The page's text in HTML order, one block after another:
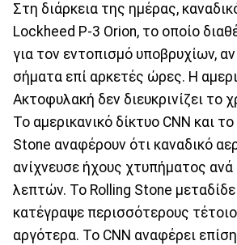
Στη διάρκεια της ημέρας,
Lockheed P-3 Orion, το οποίο
για τον εντοπισμό υποβρυχίων,
σήματα επί αρκετές ώρες. Η
Ακτοφυλακή δεν διευκρινίζει το
Το αμερικανικό δίκτυο CNN και
Stone αναφέρουν ότι καναδικό
ανίχνευσε ήχους χτυπήματος
λεπτών. Το Rolling Stone
κατέγραψε περισσότερους
αργότερα. Το CNN αναφέρει